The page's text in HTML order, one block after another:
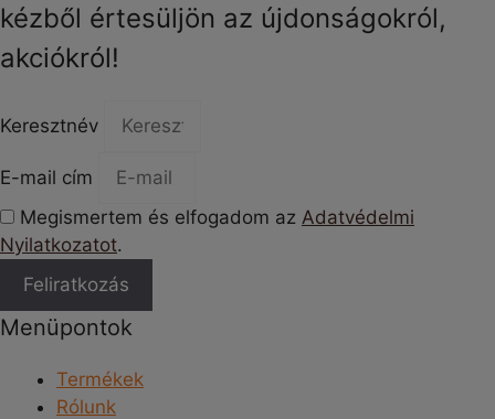
kézből értesüljön az újdonságokról,
akciókról!
Keresztnév
E-mail cím
Megismertem és elfogadom az Adatvédelmi
Nyilatkozatot.
Feliratkozás
Menüpontok
Termékek
Rólunk